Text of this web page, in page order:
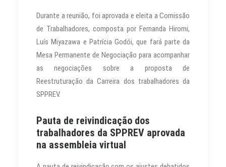
Durante a reunião, foi aprovada e eleita a Comissão
de Trabalhadores, composta por Fernanda Hiromi,
Luís Miyazawa e Patrícia Godói, que fará parte da
Mesa Permanente de Negociação para acompanhar
as negociações sobre a proposta de
Reestruturação da Carreira dos trabalhadores da
SPPREV.
Pauta de reivindicação dos
trabalhadores da SPPREV aprovada
na assembleia virtual